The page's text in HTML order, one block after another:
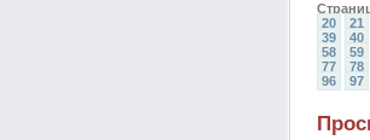
20
21
39
40
58
59
77
78
96
97